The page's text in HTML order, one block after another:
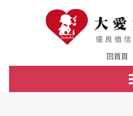
回首頁